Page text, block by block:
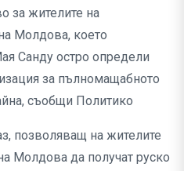
за жителите на
Молдова, което
Санду остро определи
за пълномащабното
съобщи Политико
позволяващ на жителите
Молдова да получат руско